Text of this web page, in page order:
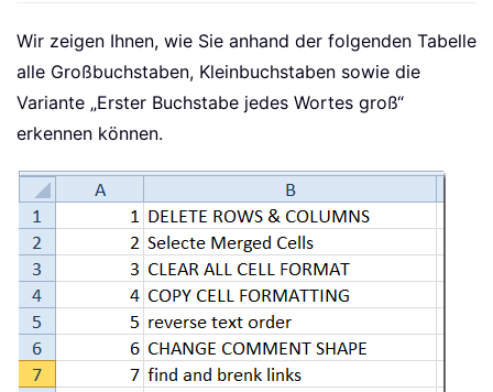
Wir zeigen Ihnen, wie Sie anhand der folgenden Tabelle
alle Großbuchstaben, Kleinbuchstaben sowie die
Variante „Erster Buchstabe jedes Wortes groß“
erkennen können.